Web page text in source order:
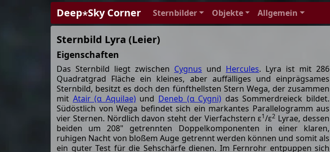
Deep⋆Sky Corner Sternbilder Objekte Allgemein
Sternbild Lyra (Leier)
Eigenschaften
Das Sternbild liegt zwischen Cygnus und Hercules. Lyra ist mit 286
Quadratgrad Fläche ein kleines, aber auffälliges und einprägsames
Sternbild, besitzt es doch den fünfthellsten Stern Wega, der zusammen
mit Atair (α Aquilae) und Deneb (α Cygni) das Sommerdreieck bildet.
Südöstlich von Wega befindet sich ein markantes Parallelogramm aus
vier Sternen. Nördlich davon steht der Vierfachstern ε1/ε2 Lyrae, dessen
beiden um 208" getrennten Doppelkomponenten in einer klaren,
ruhigen Nacht von bloßem Auge getrennt werden können und somit als
ein guter Test für die Sehschärfe dienen. Im Fernrohr entpuppen sich